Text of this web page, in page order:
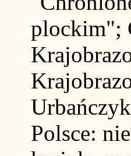
plockim";
Polsce: